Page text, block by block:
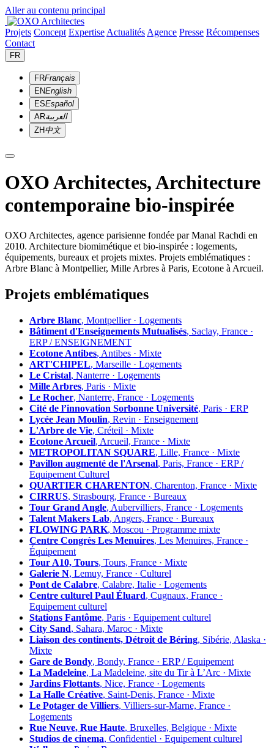
Aller au contenu principal
Projets Concept Expertise Actualités Agence Presse Récompenses
Contact
FR
FRFrançais
ENEnglish
ESEspañol
ARالعربية
ZH中文
OXO Architectes, Architecture
contemporaine bio-inspirée
OXO Architectes, agence parisienne fondée par Manal Rachdi en
2010. Architecture biomimétique et bio-inspirée : logements,
équipements, bureaux et projets mixtes. Projets emblématiques :
Arbre Blanc à Montpellier, Mille Arbres à Paris, Ecotone à Arcueil.
Projets emblématiques
Arbre Blanc, Montpellier · Logements
Bâtiment d'Enseignements Mutualisés, Saclay, France ·
ERP / ENSEIGNEMENT
Ecotone Antibes, Antibes · Mixte
ART'CHIPEL, Marseille · Logements
Le Cristal, Nanterre · Logements
Mille Arbres, Paris · Mixte
Le Rocher, Nanterre, France · Logements
Cité de l’innovation Sorbonne Université, Paris · ERP
Lycée Jean Moulin, Revin · Enseignement
L'Arbre de Vie, Créteil · Mixte
Ecotone Arcueil, Arcueil, France · Mixte
METROPOLITAN SQUARE, Lille, France · Mixte
Pavillon augmenté de l'Arsenal, Paris, France · ERP /
Equipement Culturel
QUARTIER CHARENTON, Charenton, France · Mixte
CIRRUS, Strasbourg, France · Bureaux
Tour Grand Angle, Aubervilliers, France · Logements
Talent Makers Lab, Angers, France · Bureaux
FLOWING PARK, Moscou · Programme mixte
Centre Congrès Les Menuires, Les Menuires, France ·
Équipement
Tour A10, Tours, Tours, France · Mixte
Galerie N, Lemuy, France · Culturel
Pont de Calabre, Calabre, Italie · Logements
Centre culturel Paul Éluard, Cugnaux, France ·
Equipement culturel
Stations Fantôme, Paris · Equipement culturel
City Sand, Sahara, Maroc · Mixte
Liaison des continents, Détroit de Béring, Sibérie, Alaska ·
Mixte
Gare de Bondy, Bondy, France · ERP / Equipement
La Madeleine, La Madeleine, site du Tir à L’Arc · Mixte
Jardins Flottants, Nice, France · Logements
La Halle Créative, Saint-Denis, France · Mixte
Le Potager de Villiers, Villiers-sur-Marne, France ·
Logements
Rue Neuve, Rue Haute, Bruxelles, Belgique · Mixte
Studios de cinema, Confidentiel · Equipement culturel